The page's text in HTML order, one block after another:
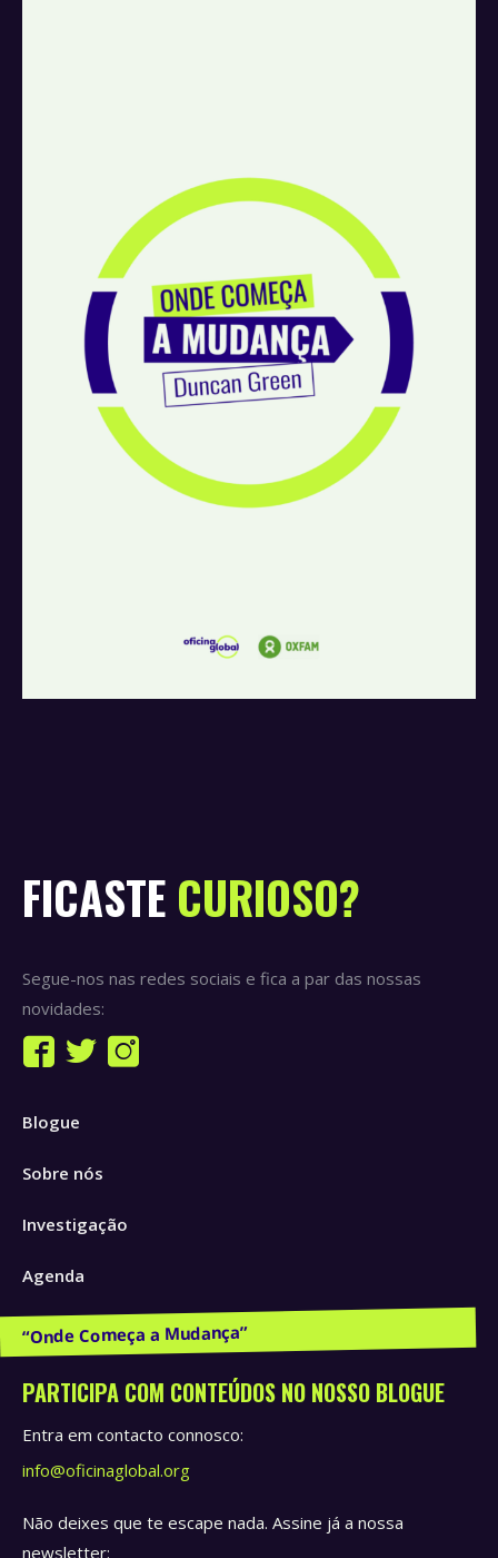
FICASTE CURIOSO?
Segue-nos nas redes sociais e fica a par das nossas
novidades:
Find us on:
Facebook
opens
new
Twitter
new
Instagram
Blogue
Sobre nós
Investigação
Agenda
Publicações e Recursos
PARTICIPA COM CONTEÚDOS NO NOSSO BLOGUE
Entra em contacto connosco:
info@oficinaglobal.org
Não deixes que te escape nada. Assine já a nossa
newsletter: